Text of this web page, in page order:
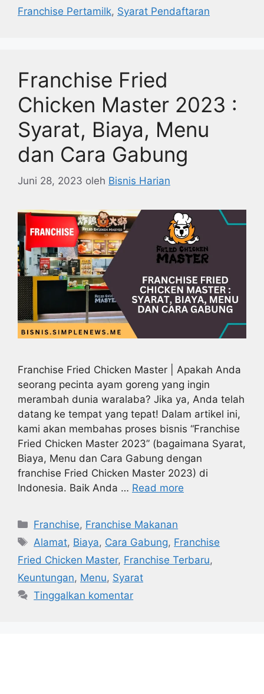
Franchise Pertamilk, Syarat Pendaftaran
Franchise Fried
Chicken Master 2023 :
Syarat, Biaya, Menu
dan Cara Gabung
Juni 28, 2023 oleh Bisnis Harian
Franchise Fried Chicken Master | Apakah Anda
seorang pecinta ayam goreng yang ingin
merambah dunia waralaba? Jika ya, Anda telah
datang ke tempat yang tepat! Dalam artikel ini,
kami akan membahas proses bisnis “Franchise
Fried Chicken Master 2023” (bagaimana Syarat,
Biaya, Menu dan Cara Gabung dengan
franchise Fried Chicken Master 2023) di
Indonesia. Baik Anda … Read more
Kategori
Franchise, Franchise Makanan
Tag
Alamat, Biaya, Cara Gabung, Franchise
Fried Chicken Master, Franchise Terbaru,
Keuntungan, Menu, Syarat
Tinggalkan komentar